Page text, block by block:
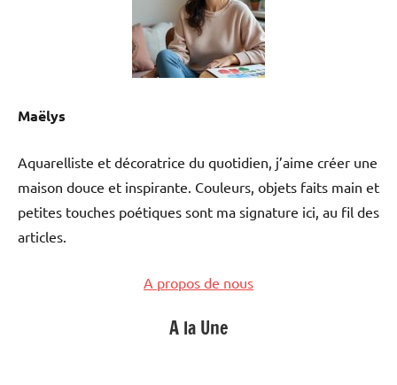
Maëlys
Aquarelliste et décoratrice du quotidien, j’aime créer une
maison douce et inspirante. Couleurs, objets faits main et
petites touches poétiques sont ma signature ici, au fil des
articles.
A propos de nous
A la Une